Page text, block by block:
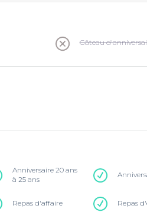
Gâteau
Anniversaire 20 ans
à 25 ans
Repas d'affaire Repas